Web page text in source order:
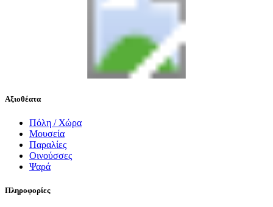
Αξιοθέατα
Πόλη / Χώρα
Μουσεία
Παραλίες
Οινούσσες
Ψαρά
Πληροφορίες